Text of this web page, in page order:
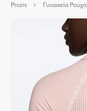
Prozis Γυναικεία Ρούχα